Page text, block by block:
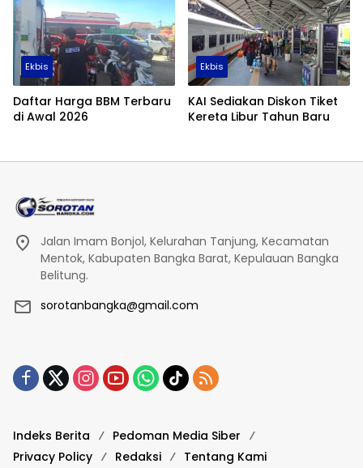
Ekbis
Daftar Harga BBM Terbaru
di Awal 2026
Ekbis
KAI Sediakan Diskon Tiket
Kereta Libur Tahun Baru
Jalan Imam Bonjol, Kelurahan Tanjung, Kecamatan
Mentok, Kabupaten Bangka Barat, Kepulauan Bangka
Belitung.
sorotanbangka@gmail.com
Indeks Berita
Pedoman Media Siber
Privacy Policy
Redaksi Tentang Kami